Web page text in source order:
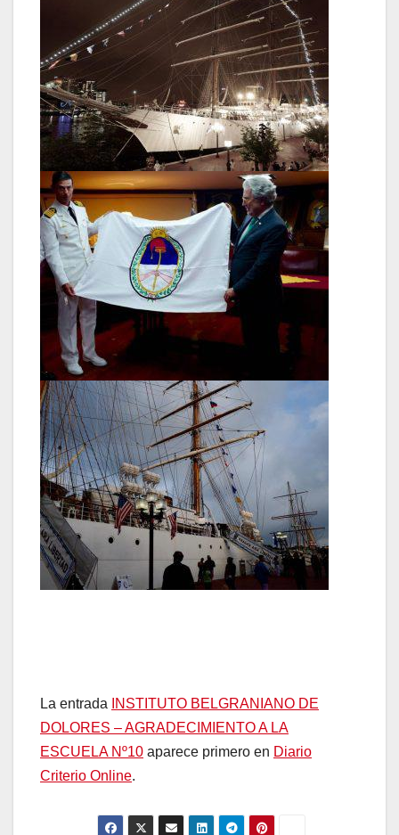
La entrada
INSTITUTO BELGRANIANO DE
DOLORES – AGRADECIMIENTO A LA
ESCUELA Nº10 aparece primero en Diario
Criterio Online.